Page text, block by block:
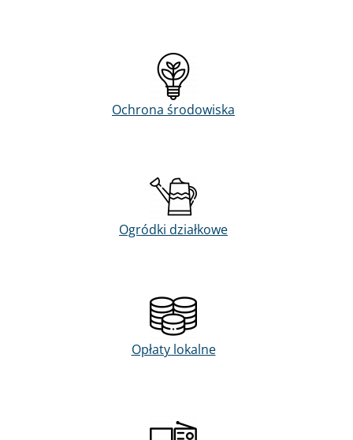
Ochrona środowiska
Ogródki działkowe
Opłaty lokalne